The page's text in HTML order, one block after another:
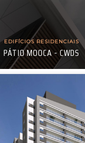
EDIFÍCIOS RESIDENCIAIS
PÁTIO MOOCA - CWDS